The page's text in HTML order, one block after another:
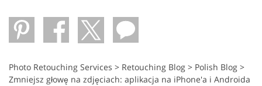
Photo Retouching Services > Retouching Blog > Polish Blog >
Zmniejsz głowę na zdjęciach: aplikacja na iPhone'a i Androida